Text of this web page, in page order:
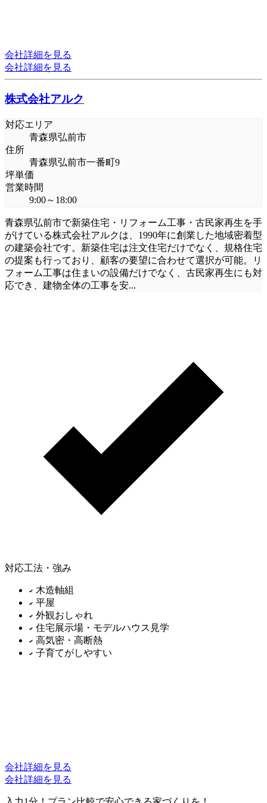
会社詳細を見る
会社詳細を見る
株式会社アルク
対応エリア
青森県弘前市
住所
青森県弘前市一番町9
坪単価
営業時間
9:00～18:00
青森県弘前市で新築住宅・リフォーム工事・古民家再生を手
がけている株式会社アルクは、1990年に創業した地域密着型
の建築会社です。新築住宅は注文住宅だけでなく、規格住宅
の提案も行っており、顧客の要望に合わせて選択が可能。リ
フォーム工事は住まいの設備だけでなく、古民家再生にも対
応でき、建物全体の工事を安...
対応工法・強み
木造軸組
平屋
外観おしゃれ
住宅展示場・モデルハウス見学
高気密・高断熱
子育てがしやすい
会社詳細を見る
会社詳細を見る